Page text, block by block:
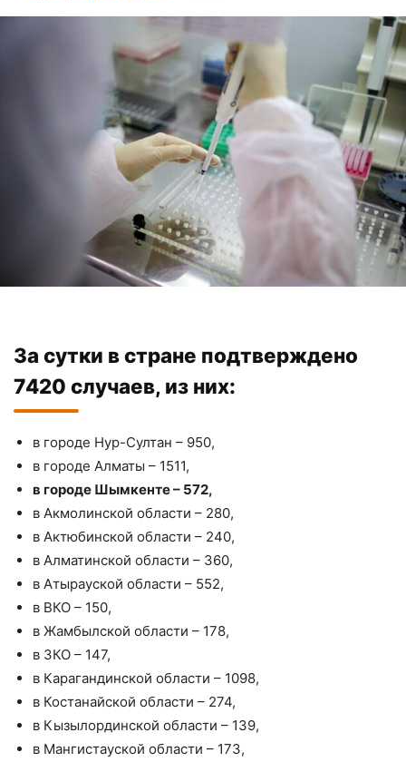
За сутки в стране подтверждено
7420 случаев, из них:
в городе Нур-Султан – 950,
в городе Алматы – 1511,
в городе Шымкенте – 572,
в Акмолинской области – 280,
в Актюбинской области – 240,
в Алматинской области – 360,
в Атырауской области – 552,
в ВКО – 150,
в Жамбылской области – 178,
в ЗКО – 147,
в Карагандинской области – 1098,
в Костанайской области – 274,
в Кызылординской области – 139,
в Мангистауской области – 173,